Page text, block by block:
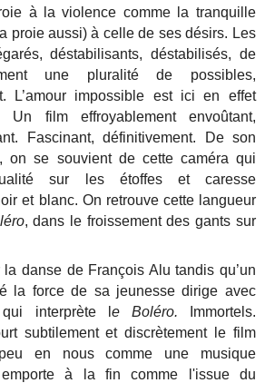
à la violence comme la tranquille
proie aussi) à celle de ses désirs. Les
déstabilisants, déstabilisés, de
une pluralité de possibles,
L’amour impossible est ici en effet
Un film effroyablement envoûtant,
Fascinant, définitivement. De son
, on se souvient de cette caméra qui
sur les étoffes et caresse
et blanc. On retrouve cette langueur
, dans le froissement des gants sur
la danse de François Alu tandis qu’un
la force de sa jeunesse dirige avec
interprète l e Boléro. Immortels.
subtilement et discrètement le film
en nous comme une musique
à la fin comme l'issue du